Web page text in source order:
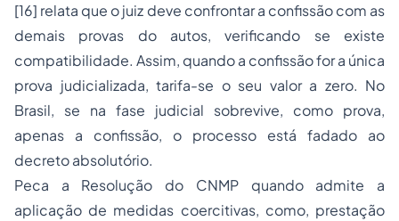
[16] relata que o juiz deve confrontar a confissão com as
demais provas do autos, verificando se existe
compatibilidade. Assim, quando a confissão for a única
prova judicializada, tarifa-se o seu valor a zero. No
Brasil, se na fase judicial sobrevive, como prova,
apenas a confissão, o processo está fadado ao
decreto absolutório.
Peca a Resolução do CNMP quando admite a
aplicação de medidas coercitivas, como, prestação